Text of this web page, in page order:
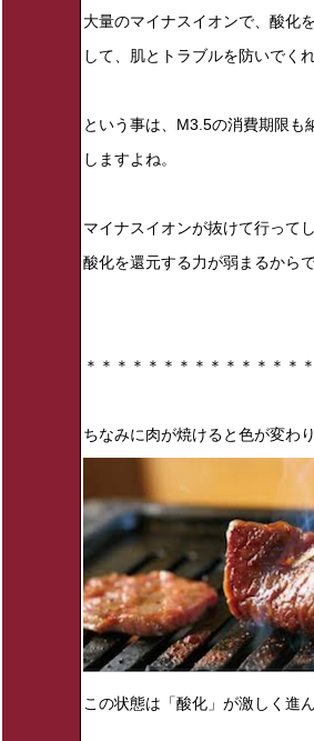
大量のマイナスイオンで、酸化
して、肌とトラブルを防いでくれ
という事は、M3.5の消費期限も
しますよね。
マイナスイオンが抜けて行ってし
酸化を還元する力が弱まるから
＊＊＊＊＊＊＊＊＊＊＊＊＊＊
ちなみに肉が焼けると色が変わり
この状態は「酸化」が激しく進